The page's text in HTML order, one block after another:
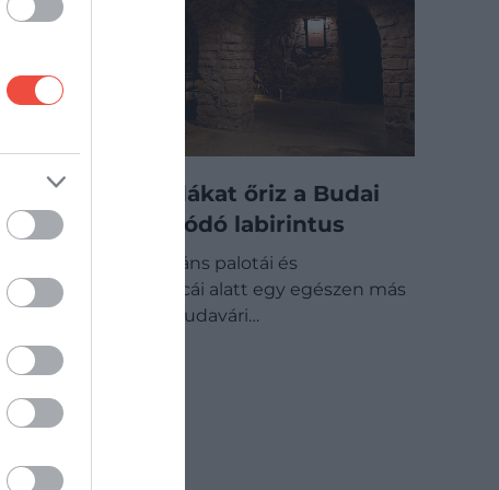
Sötét legendákat őriz a Budai
Vár alatt húzódó labirintus
A Budai Vár elegáns palotái és
macskaköves utcái alatt egy egészen más
világ rejtőzik. A Budavári…
BELFÖLD